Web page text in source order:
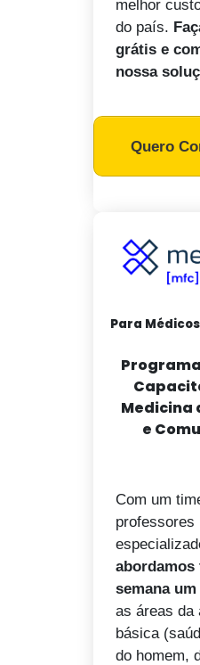
melhor
do país.
grátis e
nossa
Quero
Medicina
e
Para
Com um
professores
abordamos
semana um
as áreas da
básica
do homem,